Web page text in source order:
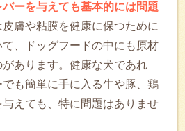
バーを与えても基本的には問題
皮膚や粘膜を健康に保つために
、ドッグフードの中にも原材
あります。健康な犬であれ
も簡単に手に入る牛や豚、鶏
えても、特に問題はありませ